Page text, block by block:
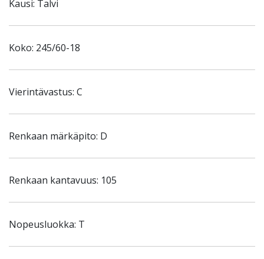
Kausi: Talvi
Koko: 245/60-18
Vierintävastus: C
Renkaan märkäpito: D
Renkaan kantavuus: 105
Nopeusluokka: T